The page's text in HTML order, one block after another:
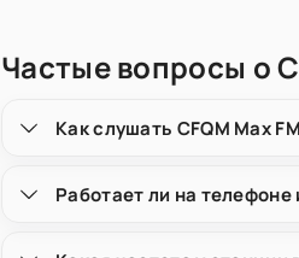
Частые вопросы о
Как слушать CFQM Max
Работает ли на